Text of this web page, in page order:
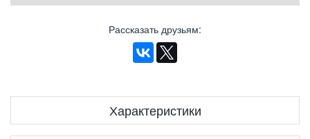
Рассказать друзьям:
Характеристики